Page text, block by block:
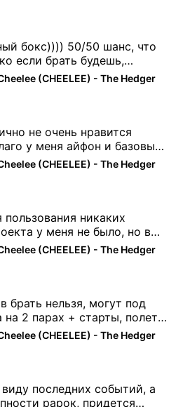
бокс)))) 50/50 шанс, что
если брать будешь,
как)) (CHEELEE) - The Hedger
не очень нравится
у меня айфон и базовые
не тронуты. То
прокачки как у ...
(CHEELEE) - The Hedger
никаких
у меня не было, но в
месяцев как то его
изменений, решил отси
(CHEELEE) - The Hedger
брать нельзя, могут под
2 парах + старты, полет
(CHEELEE) - The Hedger
последних событий, а
рарок, придется